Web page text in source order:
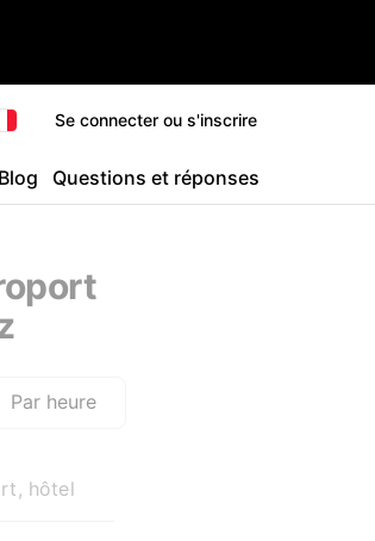
Se connecter ou s'inscrire
Blog Questions et réponses
Par heure
hôtel